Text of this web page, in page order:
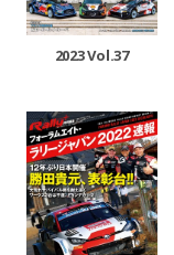
2023 Vol.37